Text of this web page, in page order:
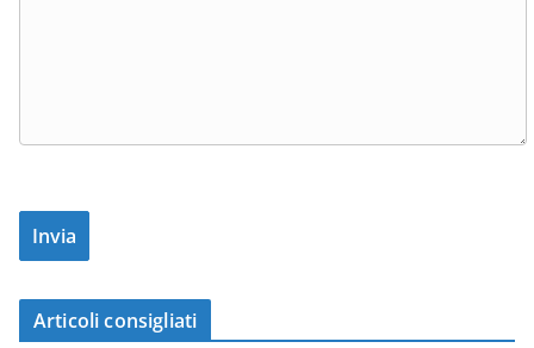
Articoli consigliati